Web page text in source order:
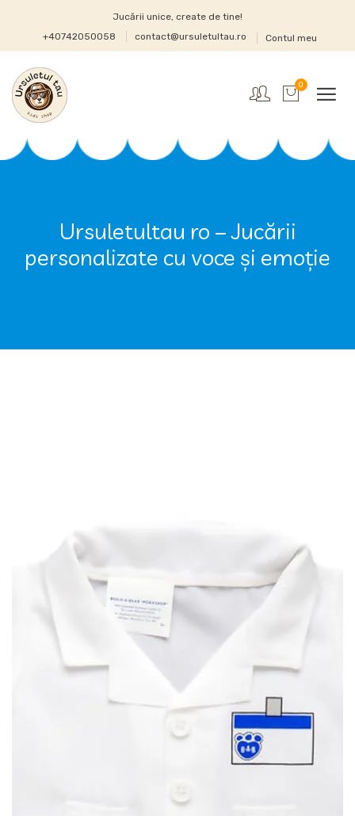
Jucării unice, create de tine!
+40742050058
contact@ursuletultau.ro Contul meu
0
Ursuletultau ro – Jucării
personalizate cu voce și emoție